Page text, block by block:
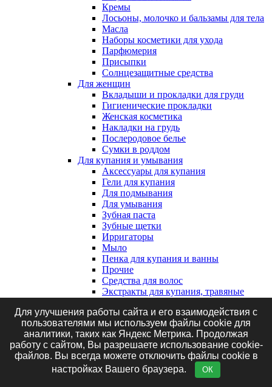
Кремы
Лосьоны, молочко и бальзамы для тела
Масла
Наборы косметики для ухода
Парфюмерия
Присыпки
Солнцезащитные средства
Для женщин
Вкладыши и прокладки для груди
Гигиенические прокладки
Женская косметика
Накладки на грудь
Послеродовое белье
Сумки в роддом
Для купания и умывания
Аксессуары для купания
Гели для купания
Для подмывания
Для умывания
Зубная паста
Зубные щетки
Ирригаторы
Мыло
Пенка для купания и ванны
Прочие
Средства для волос
Экстракты для купания, травяные
Клеенки, наматрасники и впитывающие
пеленки
Впитывающие пеленки
Клеенки
Наматрасники
Маникюрные принадлежности
Для улучшения работы сайта и его взаимодействия с
пользователями мы используем файлы cookie для
аналитики, таких как Яндекс Метрика. Продолжая
работу с сайтом, Вы разрешаете использование cookie-
файлов. Вы всегда можете отключить файлы cookie в
настройках Вашего браузера.
ОК